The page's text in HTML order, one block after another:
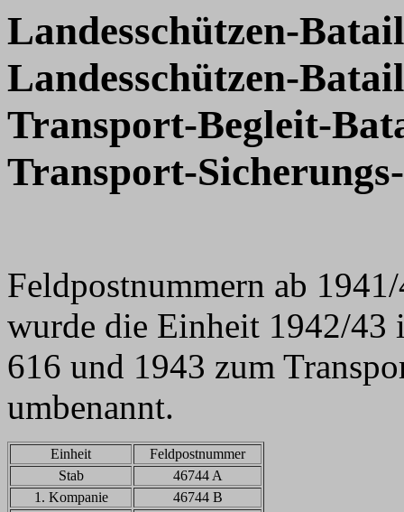
Landesschützen-
Landesschützen-
Transport-Begleit-
Transport-
Feldpostnummern ab
wurde die Einheit 1942/
616 und 1943 zum
umbenannt.
Einheit
Feldpostnummer
Stab
46744 A
1. Kompanie
46744 B